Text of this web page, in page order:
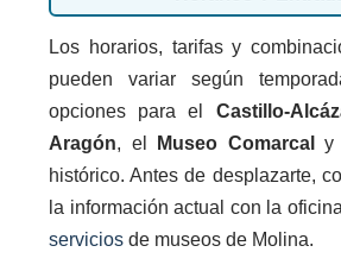
Los horarios, tarifas y
pueden variar según
opciones para el Castillo-
Aragón, el Museo Comarcaly
histórico. Antes de desplazarte,
la información actual con la
servicios de museos de Molina.